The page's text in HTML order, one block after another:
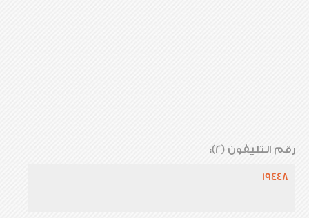
رقم التليفون (2):
19448